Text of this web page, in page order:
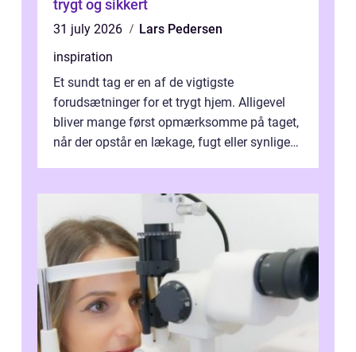
trygt og sikkert
31 july 2026
Lars Pedersen
inspiration
Et sundt tag er en af de vigtigste
forudsætninger for et trygt hjem. Alligevel
bliver mange først opmærksomme på taget,
når der opstår en lækage, fugt eller synlige